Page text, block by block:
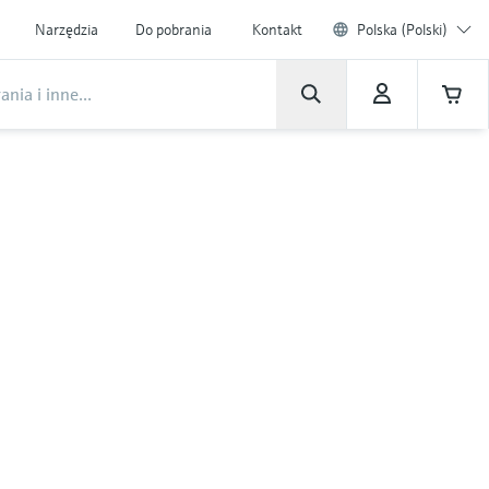
Narzędzia Do pobrania Kontakt Polska (Polski)